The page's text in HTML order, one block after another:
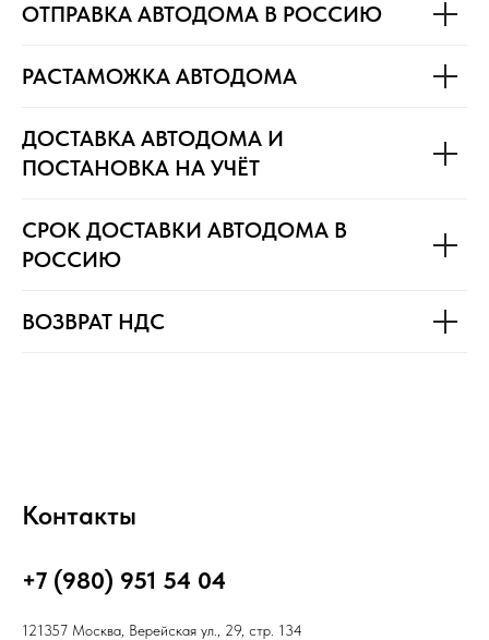
ОТПРАВКА АВТОДОМА В РОССИЮ
РАСТАМОЖКА АВТОДОМА
ДОСТАВКА АВТОДОМА И
ПОСТАНОВКА НА УЧЁТ
СРОК ДОСТАВКИ АВТОДОМА В
РОССИЮ
ВОЗВРАТ НДС
Контакты
+7 (980) 951 54 04
121357 Москва, Верейская ул., 29, стр. 134